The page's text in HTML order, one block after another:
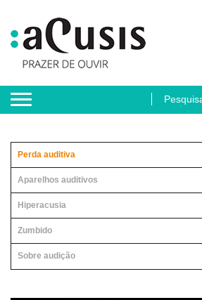
Perda auditiva
Aparelhos auditivos
Hiperacusia
Zumbido
Sobre audição